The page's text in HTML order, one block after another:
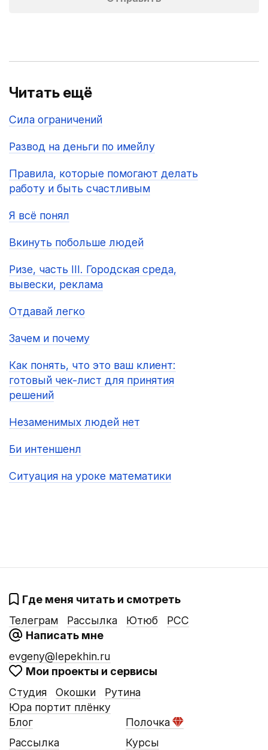
Читать ещё
Сила ограничений
Развод на деньги по имейлу
Правила, которые помогают делать
работу и быть счастливым
Я всё понял
Вкинуть побольше людей
Ризе, часть III. Городская среда,
вывески, реклама
Отдавай легко
Зачем и почему
Как понять, что это ваш клиент:
готовый чек-лист для принятия
решений
Незаменимых людей нет
Би интеншенл
Ситуация на уроке математики
Где меня читать и смотреть
Телеграм
Рассылка Ютюб
РСС
Написать мне
evgeny@lepekhin.ru
Мои проекты и сервисы
Студия
Окошки
Юра портит плёнку
Рутина
Блог
Рассылка
Полочка
Курсы